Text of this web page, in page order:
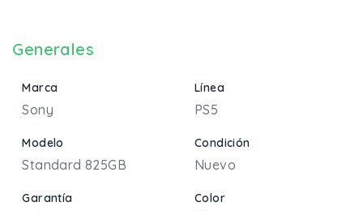
Generales
Marca
Sony
Línea
PS5
Modelo
Standard 825GB
Condición
Nuevo
Garantía Color